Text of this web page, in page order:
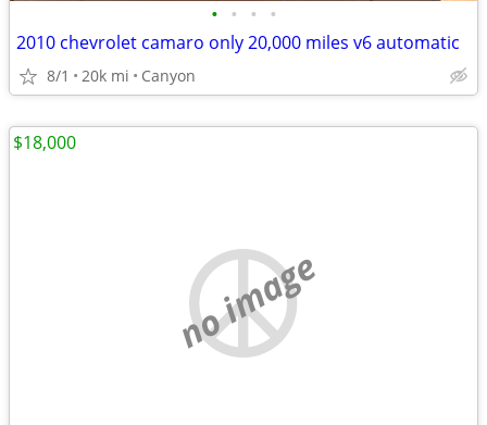
• • • •
2010 chevrolet camaro only 20,000 miles v6 automatic
8/1 20k mi Canyon
no image
$18,000